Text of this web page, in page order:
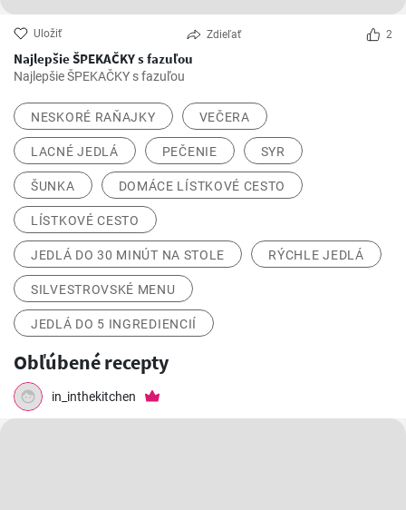
Uložiť Zdieľať 2
Najlepšie ŠPEKAČKY s fazuľou
Najlepšie ŠPEKAČKY s fazuľou
NESKORÉ RAŇAJKY VEČERA
LACNÉ JEDLÁ PEČENIE SYR
ŠUNKA DOMÁCE LÍSTKOVÉ CESTO
LÍSTKOVÉ CESTO
JEDLÁ DO 30 MINÚT NA STOLE RÝCHLE JEDLÁ
SILVESTROVSKÉ MENU
JEDLÁ DO 5 INGREDIENCIÍ
Obľúbené recepty
in_inthekitchen